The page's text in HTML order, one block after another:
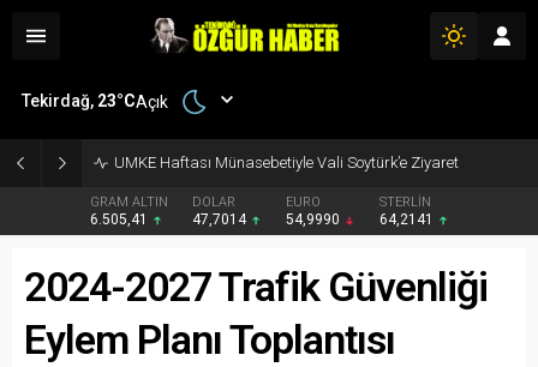
UMKE Haftası Münasebetiyle Vali Soytürk’e Ziyaret
GRAM ALTIN
6.505,41
DOLAR
47,7014
EURO
54,9990
STERLİN
64,2141
Tekirdağ, 23°CAçık
2024-2027 Trafik Güvenliği
Eylem Planı Toplantısı